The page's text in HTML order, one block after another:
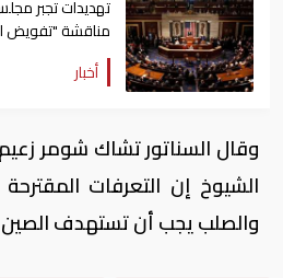
تهديدات تجبر
مناقشة "تفويض
أخبار
وقال السناتور تشاك شومر
الشيوخ إن التعرفات
والصلب يجب أن تستهدف